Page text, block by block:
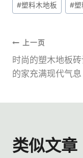
标
#塑料木地板 #塑
文
章
上一页
时尚的塑木地板
的家充满现代气息
类似文章